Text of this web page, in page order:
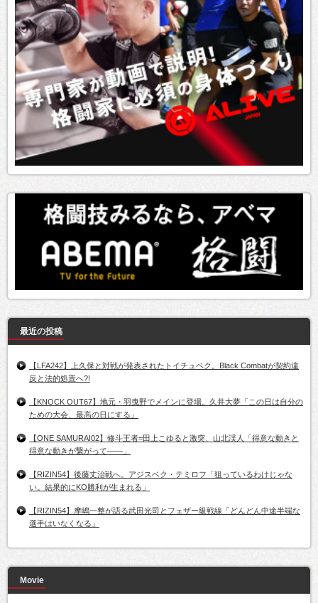
最近の投稿
【LFA242】上久保と対戦が発表されたトイチュベク。Black Combatが契約違
反と法的処置へ?!
【KNOCK OUT67】地元・羽曳野でメインに登場。久井大夢「この日は自分の
ための大会、最高の日にする」
【ONE SAMURAI02】修斗王者=田上こゆると激突、山北渓人「得意な動きと
得意な動きが繋がって――」
【RIZIN54】後藤丈治戦へ。アジスベク・テミロフ「狙っているわけじゃな
い。結果的にKO勝利が生まれる」
【RIZIN54】摩嶋一整が語る武田光司とフェザー級戦線「どんどん中途半端な
選手はいなくなる」
Movie